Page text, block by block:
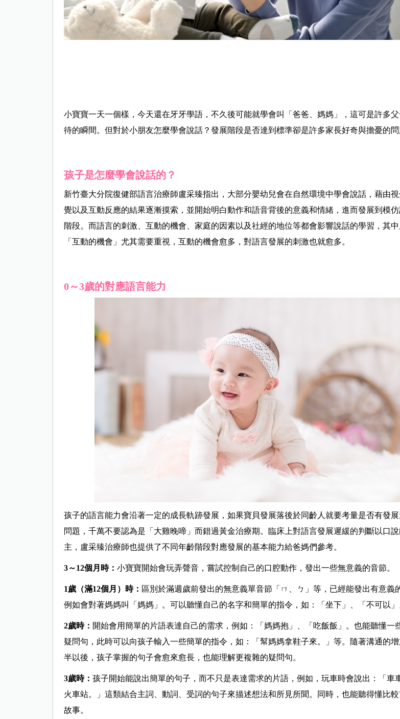
小寶寶一天一個樣，今天還在牙牙學語，不久後可能就學會叫「爸爸、媽媽」，這可是許多父
待的瞬間。但對於小朋友怎麼學會說話？發展階段是否達到標準卻是許多家長好奇與擔憂的問
孩子是怎麼學會說話的？
新竹臺大分院復健部語言治療師盧采臻指出，大部分嬰幼兒會在自然環境中學會說話，藉由
覺以及互動反應的結果逐漸摸索，並開始明白動作和語音背後的意義和情緒，進而發展到模
階段。而語言的刺激、互動的機會、家庭的因素以及社經的地位等都會影響說話的學習，其中
「互動的機會」尤其需要重視，互動的機會愈多，對語言發展的刺激也就愈多。
0～3歲的對應語言能力
孩子的語言能力會沿著一定的成長軌跡發展，如果寶貝發展落後於同齡人就要考量是否有發
問題，千萬不要認為是「大雞晚啼」而錯過黃金治療期。臨床上對語言發展遲緩的判斷以口
主，盧采臻治療師也提供了不同年齡階段對應發展的基本能力給爸媽們參考。
3～12個月時： 小寶寶開始會玩弄聲音，嘗試控制自己的口腔動作，發出一些無意義的音節。
1歲（滿12個月）時： 區別於滿週歲前發出的無意義單音節「ㄇ、ㄅ」等，已經能發出有意義
例如會對著媽媽叫「媽媽」。可以聽懂自己的名字和簡單的指令，如：「坐下」、「不可以」
2歲時： 開始會用簡單的片語表達自己的需求，例如：「媽媽抱」、「吃飯飯」。也能聽懂一
疑問句，此時可以向孩子輸入一些簡單的指令，如：「幫媽媽拿鞋子來。」等。隨著溝通的
半以後，孩子掌握的句子會愈來愈長，也能理解更複雜的疑問句。
3歲時： 孩子開始能說出簡單的句子，而不只是表達需求的片語，例如，玩車時會說出：「車
火車站。」這類結合主詞、動詞、受詞的句子來描述想法和所見所聞。同時，也能聽得懂比
故事。